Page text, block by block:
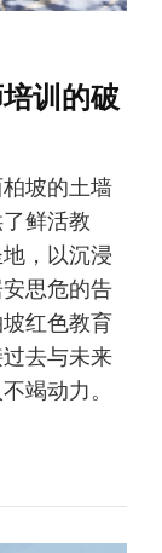
训的破
坡的土墙
鲜活教
，以沉浸
思危的告
红色教育
去与未来
竭动力。